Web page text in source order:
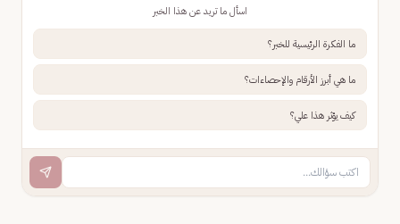
اسأل ما تريد عن هذا الخبر
ما الفكرة الرئيسية للخبر؟
ما هي أبرز الأرقام والإحصاءات؟
كيف يؤثر هذا علي؟